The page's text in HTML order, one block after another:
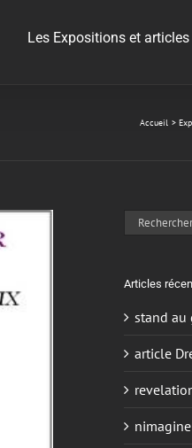
Les Expositions et articles
Accueil
Rechercher:
Articles
stand au
article
nimagine